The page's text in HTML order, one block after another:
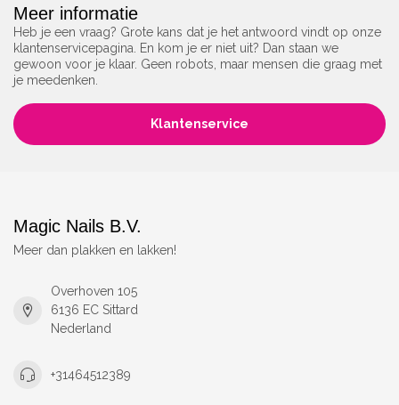
Meer informatie
Heb je een vraag? Grote kans dat je het antwoord vindt op onze
klantenservicepagina. En kom je er niet uit? Dan staan we
gewoon voor je klaar. Geen robots, maar mensen die graag met
je meedenken.
Klantenservice
Magic Nails B.V.
Meer dan plakken en lakken!
Overhoven 105
6136 EC Sittard
Nederland
+31464512389